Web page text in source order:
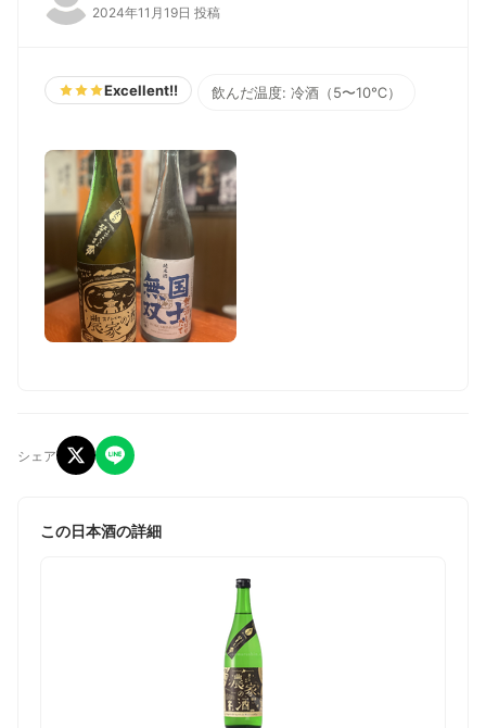
2024年11月19日 投稿
Excellent!! 飲んだ温度: 冷酒（5〜10℃）
シェア
この日本酒の詳細